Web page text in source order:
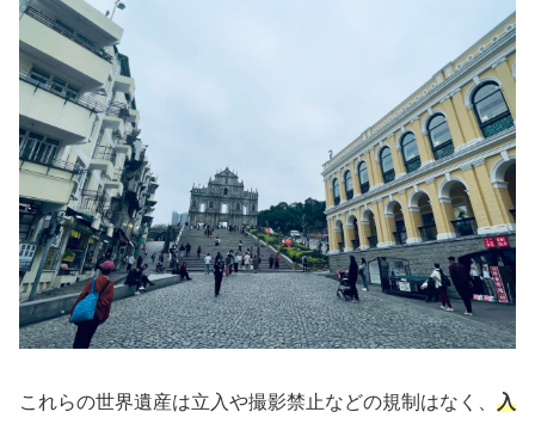
これらの世界遺産は立入や撮影禁止などの規制はなく、 入